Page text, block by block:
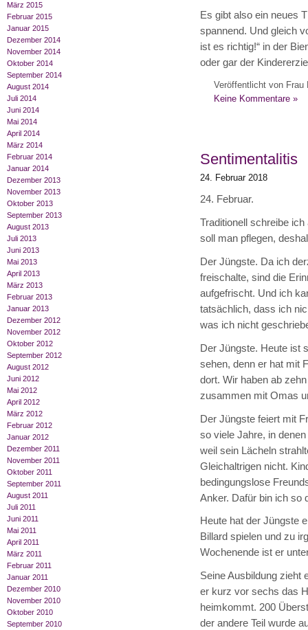
März 2015
Februar 2015
Januar 2015
Dezember 2014
November 2014
Oktober 2014
September 2014
August 2014
Juli 2014
Juni 2014
Mai 2014
April 2014
März 2014
Februar 2014
Januar 2014
Dezember 2013
November 2013
Oktober 2013
September 2013
August 2013
Juli 2013
Juni 2013
Mai 2013
April 2013
März 2013
Februar 2013
Januar 2013
Dezember 2012
November 2012
Oktober 2012
September 2012
August 2012
Juni 2012
Mai 2012
April 2012
März 2012
Februar 2012
Januar 2012
Dezember 2011
November 2011
Oktober 2011
September 2011
August 2011
Juli 2011
Juni 2011
Mai 2011
April 2011
März 2011
Februar 2011
Januar 2011
Dezember 2010
November 2010
Oktober 2010
September 2010
Es gibt also ein neues
spannend. Und gleich
ist es richtig!“ in der
oder gar der
Veröffentlicht von Frau
Keine Kommentare »
Sentimentalitis
24. Februar 2018
24. Februar.
Traditionell schreibe
soll man pflegen,
Der Jüngste. Da ich
freischalte, sind die
aufgefrischt. Und ich
tatsächlich, dass ich
was ich nicht
Der Jüngste. Heute ist
sehen, denn er hat mit
dort. Wir haben ab
zusammen mit Omas
Der Jüngste feiert mit
so viele Jahre, in
weil sein Lächeln
Gleichaltrigen nicht.
bedingungslose
Anker. Dafür bin ich so
Heute hat der Jüngste
Billard spielen und zu
Wochenende ist er
Seine Ausbildung zieht
er kurz vor sechs das
heimkommt. 200
der andere Teil wurde